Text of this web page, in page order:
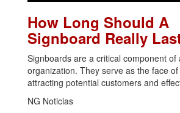
How Long Should A
Signboard Really
Signboards are a critical component of
organization. They serve as the face
attracting potential customers and
NG Noticias